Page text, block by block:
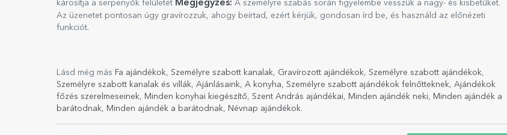
károsítja a serpenyők felületét Megjegyzés: A személyre szabás során figyelembe vesszük a nagy- és kisbetűket.
Az üzenetet pontosan úgy gravírozzuk, ahogy beírtad, ezért kérjük, gondosan írd be, és használd az előnézeti
funkciót.
Lásd még más Fa ajándékok, Személyre szabott kanalak, Gravírozott ajándékok, Személyre szabott ajándékok,
Személyre szabott kanalak és villák, Ajánlásaink, A konyha, Személyre szabott ajándékok felnőtteknek, Ajándékok
főzés szerelmeseinek, Minden konyhai kiegészítő, Szent András ajándékai, Minden ajándék neki, Minden ajándék a
barátodnak, Minden ajándék a barátodnak, Névnap ajándékok.